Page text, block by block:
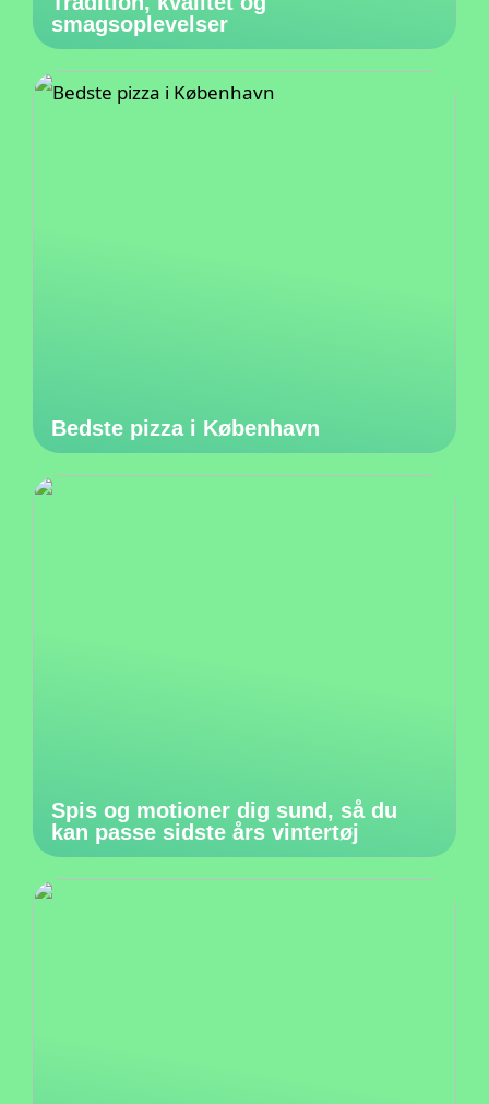
smagsoplevelser
Bedste pizza i København
Spis og motioner dig sund, så du
kan passe sidste års vintertøj